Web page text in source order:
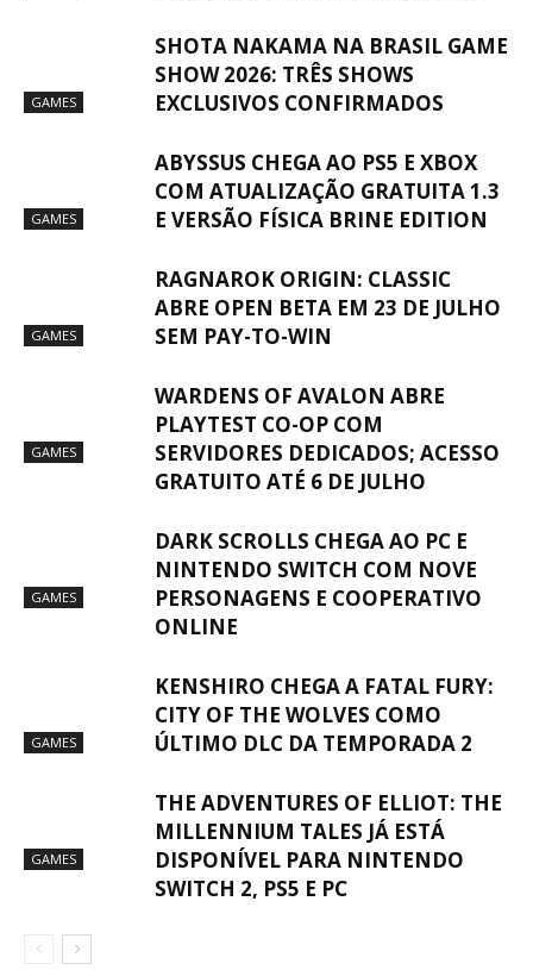
GAMES
SHOTA NAKAMA NA BRASIL GAME
SHOW 2026: TRÊS SHOWS
EXCLUSIVOS CONFIRMADOS
GAMES
ABYSSUS CHEGA AO PS5 E XBOX
COM ATUALIZAÇÃO GRATUITA 1.3
E VERSÃO FÍSICA BRINE EDITION
GAMES
RAGNAROK ORIGIN: CLASSIC
ABRE OPEN BETA EM 23 DE JULHO
SEM PAY-TO-WIN
GAMES
WARDENS OF AVALON ABRE
PLAYTEST CO-OP COM
SERVIDORES DEDICADOS; ACESSO
GRATUITO ATÉ 6 DE JULHO
GAMES
DARK SCROLLS CHEGA AO PC E
NINTENDO SWITCH COM NOVE
PERSONAGENS E COOPERATIVO
ONLINE
GAMES
KENSHIRO CHEGA A FATAL FURY:
CITY OF THE WOLVES COMO
ÚLTIMO DLC DA TEMPORADA 2
GAMES
THE ADVENTURES OF ELLIOT: THE
MILLENNIUM TALES JÁ ESTÁ
DISPONÍVEL PARA NINTENDO
SWITCH 2, PS5 E PC